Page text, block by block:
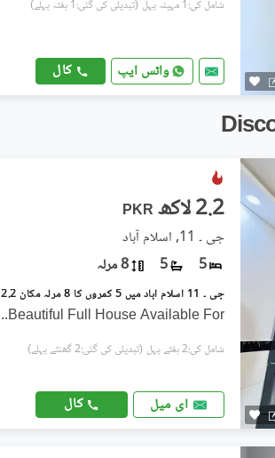
شامل کی:1 مہینہ پہل (تبدیلی کی گئی:1 ہفتہ پہلے)
واٹس ایپ کال
PKR 2.2 لاکھ
جی ۔ 11, اسلام آباد
5
5 8 مرلہ
Beautiful Full House Available For
شامل کی:2 ہفتے پہل (تبدیلی کی گئی:2 گھنٹے پہلے)
ای میل کال